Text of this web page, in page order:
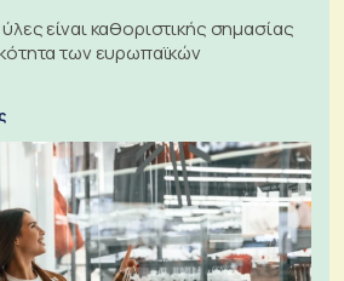
είναι καθοριστικής σημασίας
των ευρωπαϊκών